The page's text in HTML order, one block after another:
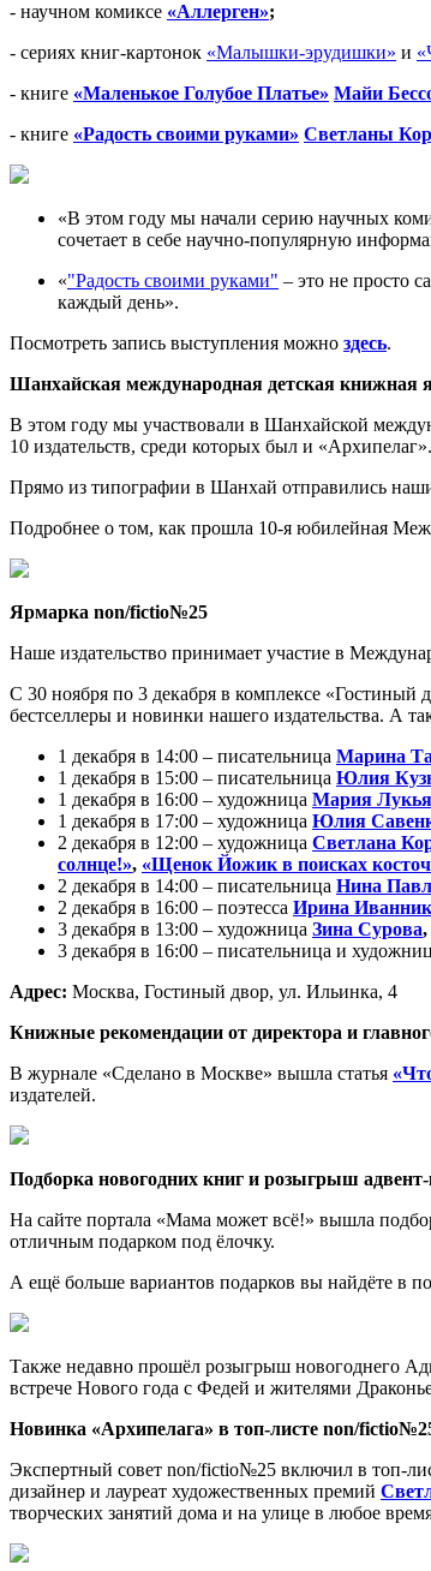
- научном комиксе «Аллерген»;
- сериях книг-картонок «Малышки-эрудишки» и
- книге «Маленькое Голубое Платье» Майи
- книге «Радость своими руками» Светланы
«В этом году мы начали серию научных
сочетает в себе научно-популярную
«"Радость своими руками" – это не просто
каждый день».
Посмотреть запись выступления можно здесь.
Шанхайская международная детская книжная
В этом году мы участвовали в Шанхайской
10 издательств, среди которых был и «Архипелаг».
Прямо из типографии в Шанхай отправились
Подробнее о том, как прошла 10-я юбилейная
Ярмарка non/fictio№25
Наше издательство принимает участие в
С 30 ноября по 3 декабря в комплексе
бестселлеры и новинки нашего издательства. А
1 декабря в 14:00 – писательница Марина
1 декабря в 15:00 – писательница Юлия
1 декабря в 16:00 – художница Мария
1 декабря в 17:00 – художница Юлия
2 декабря в 12:00 – художница Светлана
солнце!», «Щенок Йожик в поисках
2 декабря в 14:00 – писательница Нина
2 декабря в 16:00 – поэтесса Ирина
3 декабря в 13:00 – художница Зина Сурова,
3 декабря в 16:00 – писательница и
Адрес: Москва, Гостиный двор, ул. Ильинка, 4
Книжные рекомендации от директора и
В журнале «Сделано в Москве» вышла статья
издателей.
Подборка новогодних книг и розыгрыш адвент
На сайте портала «Мама может всё!» вышла
отличным подарком под ёлочку.
А ещё больше вариантов подарков вы найдёте в
Также недавно прошёл розыгрыш новогоднего
встрече Нового года с Федей и жителями
Новинка «Архипелага» в топ-листе non/
Экспертный совет non/fictio№25 включил в топ-
дизайнер и лауреат художественных премий
творческих занятий дома и на улице в любое